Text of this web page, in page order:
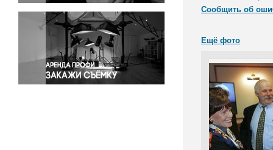
Светская жизнь
Спорт
Экология
Экономика и бизнес
Сообщить об
Ещё фото